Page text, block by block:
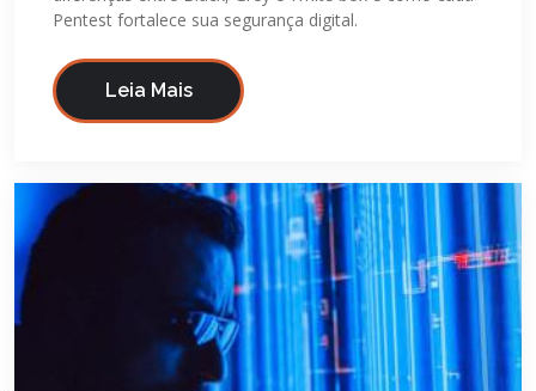
Pentest fortalece sua segurança digital.
Leia Mais